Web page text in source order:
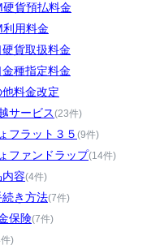
硬貨預払料金
利用料金
硬貨取扱料金
金種指定料金
他料金改定
サービス(23件)
フラット３５ (9件)
ファンドラップ(14件)
容(4件)
続き方法(7件)
保険(7件)
)